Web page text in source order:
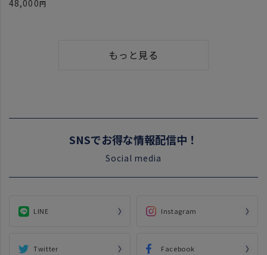
48,000
もっと見る
SNSでお得な情報配信中！
Social media
LINE Instagram
Twitter Facebook